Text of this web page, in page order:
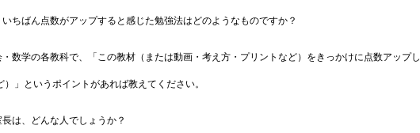
ちばん点数がアップすると感じた勉強法はどのようなものですか？
数学の各教科で、「この教材（または動画・考え方・プリントなど）をきっかけに点数アップし
」というポイントがあれば教えてください。
は、どんな人でしょうか？